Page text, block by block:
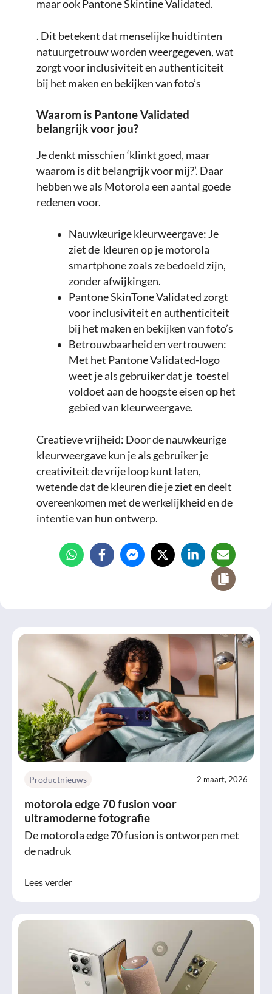
maar ook Pantone Skintine Validated.
. Dit betekent dat menselijke huidtinten
natuurgetrouw worden weergegeven, wat
zorgt voor inclusiviteit en authenticiteit
bij het maken en bekijken van foto’s
Waarom is Pantone Validated
belangrijk voor jou?
Je denkt misschien ‘klinkt goed, maar
waarom is dit belangrijk voor mij?’. Daar
hebben we als Motorola een aantal goede
redenen voor.
Nauwkeurige kleurweergave: Je
ziet de kleuren op je motorola
smartphone zoals ze bedoeld zijn,
zonder afwijkingen.
Pantone SkinTone Validated zorgt
voor inclusiviteit en authenticiteit
bij het maken en bekijken van foto’s
Betrouwbaarheid en vertrouwen:
Met het Pantone Validated-logo
weet je als gebruiker dat je toestel
voldoet aan de hoogste eisen op het
gebied van kleurweergave.
Creatieve vrijheid: Door de nauwkeurige
kleurweergave kun je als gebruiker je
creativiteit de vrije loop kunt laten,
wetende dat de kleuren die je ziet en deelt
overeenkomen met de werkelijkheid en de
intentie van hun ontwerp.
Productnieuws 2 maart, 2026
motorola edge 70 fusion voor
ultramoderne fotografie
De motorola edge 70 fusion is ontworpen met
de nadruk
Lees verder